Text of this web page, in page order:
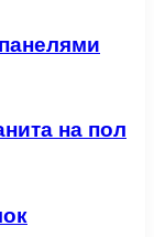
на пол